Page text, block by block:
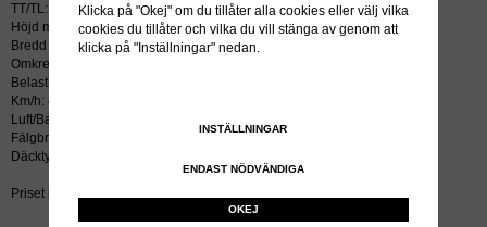
TT/TL: TL (slang krävs ej)
Höjd mm: 1070
Bredd mm: 550
Omkrets mm: 3092
Belastning kg: 4375
Km/h: 40
Luft/Bar: 2.8
Fälgbredd tum: 16
Däcktyp: diagonal
Priset inkluderar återvinningsavgift!
Klicka på "Okej" om du tillåter alla cookies eller välj vilka
cookies du tillåter och vilka du vill stänga av genom att
klicka på "Inställningar" nedan.
INSTÄLLNINGAR
ENDAST NÖDVÄNDIGA
OKEJ